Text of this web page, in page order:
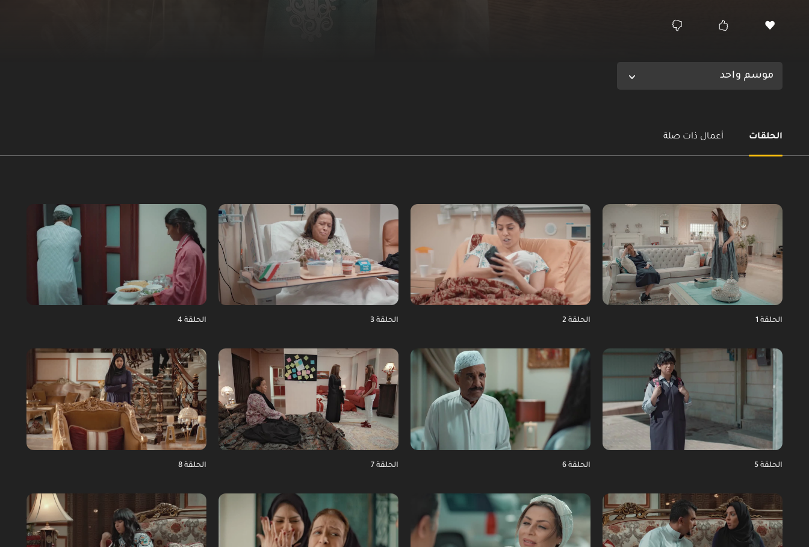
موسم واحد
الحلقات أعمال ذات صلة
الحلقة 1 الحلقة 2 الحلقة 3 الحلقة 4
الحلقة 5 الحلقة 6 الحلقة 7 الحلقة 8